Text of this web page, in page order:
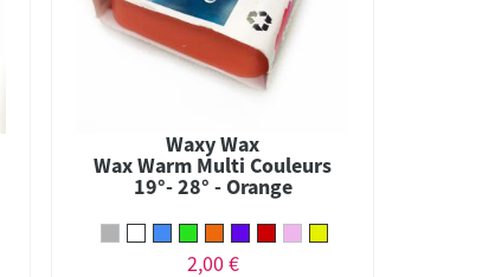
Waxy Wax
Wax Warm Multi Couleurs
19°- 28° - Orange
2,00 €